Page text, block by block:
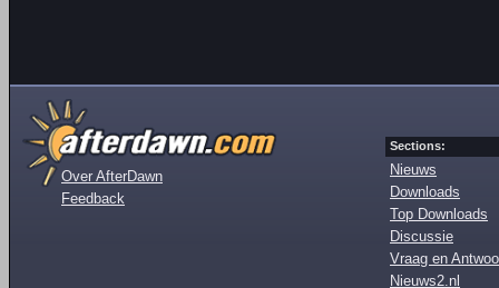
Over AfterDawn
Feedback
Sections:
Nieuws
Downloads
Top Downloads
Discussie
Vraag en
Nieuws2.nl